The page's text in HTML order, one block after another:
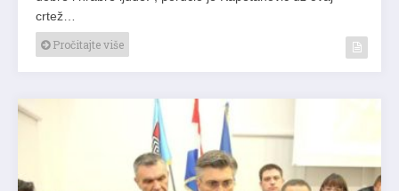
crtež…
Pročitajte više